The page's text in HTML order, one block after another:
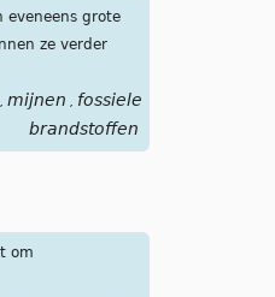
eveneens grote
ze verder
mijnen
fossiele
brandstoffen
om